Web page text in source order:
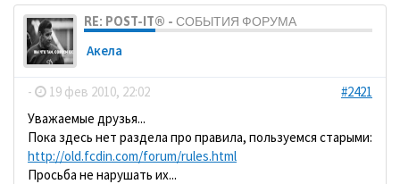
RE: POST-IT® - СОБЫТИЯ ФОРУМА
Акела
- 19 фев 2010, 22:02
#2421
Уважаемые друзья...
Пока здесь нет раздела про правила, пользуемся старыми:
http://old.fcdin.com/forum/rules.html
Просьба не нарушать их...